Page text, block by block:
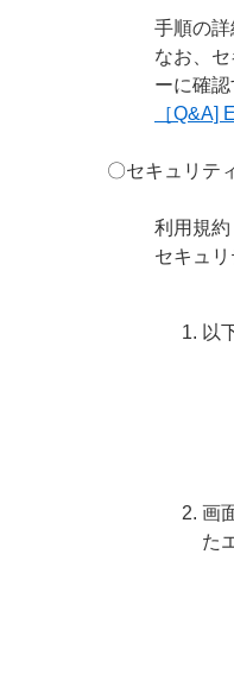
手順の
なお、
ーに確
［Q&A]
〇セキュリテ
利用規
セキュ
以
画
た